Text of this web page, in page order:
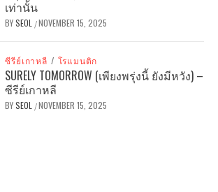
เท่านั้น
BYSEOL /NOVEMBER 15, 2025
ซีรีย์เกาหลี / โรแมนติก
SURELY TOMORROW (เพียงพรุ่งนี้ ยังมีหวัง) –
ซีรีย์เกาหลี
BYSEOL /NOVEMBER 15, 2025